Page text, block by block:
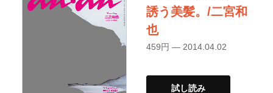
誘う美髪。/二宮和
也
459円 — 2014.04.02
試し読み